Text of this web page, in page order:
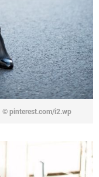
© pinterest.com/i2.wp